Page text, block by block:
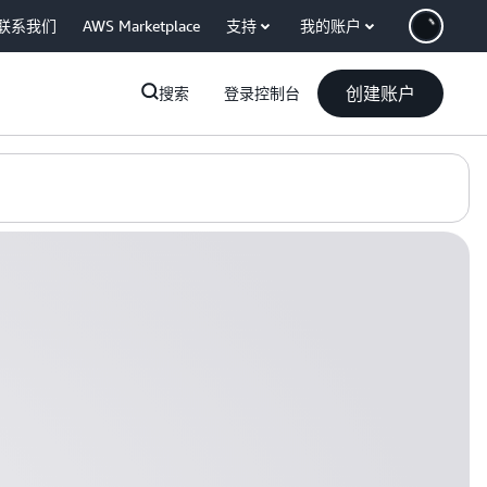
系我们 AWS Marketplace 支持 我的账户
搜索 登录控制台 创建账户